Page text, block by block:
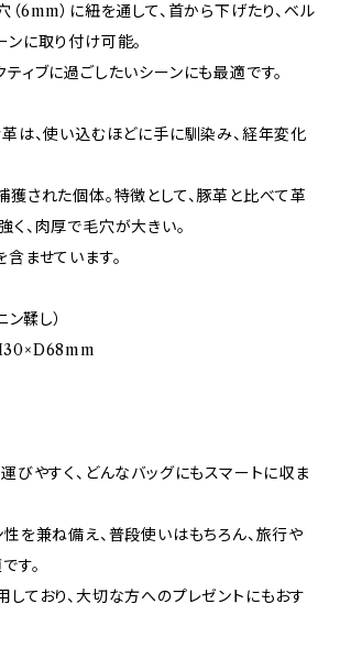
6mm）に紐を通して、首から下げたり、ベル
ンに取り付け可能。
ィブに過ごしたいシーンにも最適です。
は、使い込むほどに手に馴染み、経年変化
された個体。特徴として、豚革と比べて革
く、肉厚で毛穴が大きい。
ませています。
鞣し）
びやすく、どんなバッグにもスマートに収ま
を兼ね備え、普段使いはもちろん、旅行や
す。
ており、大切な方へのプレゼントにもおす